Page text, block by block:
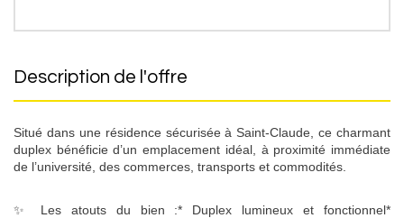
description de l'offre
Situé dans une résidence sécurisée à Saint-Claude, ce charmant
duplex bénéficie d’un emplacement idéal, à proximité immédiate
de l’université, des commerces, transports et commodités.
✨ Les atouts du bien :* Duplex lumineux et fonctionnel*